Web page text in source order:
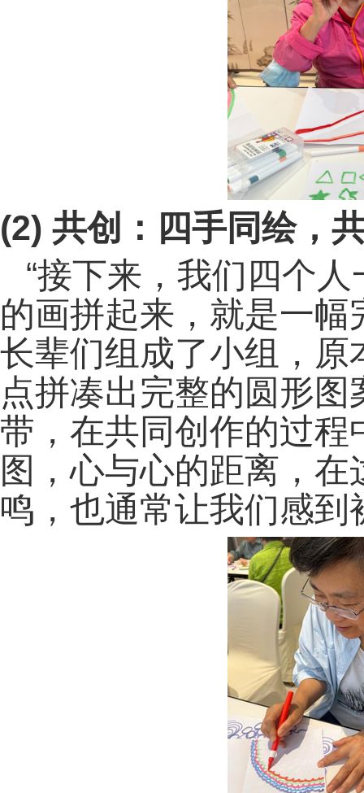
(2) 共创：四手同绘，
“接下来，我们四个
的画拼起来，就是一幅
长辈们组成了小组，
点拼凑出完整的圆形
带，在共同创作的过
图，心与心的距离，
鸣，也通常让我们感